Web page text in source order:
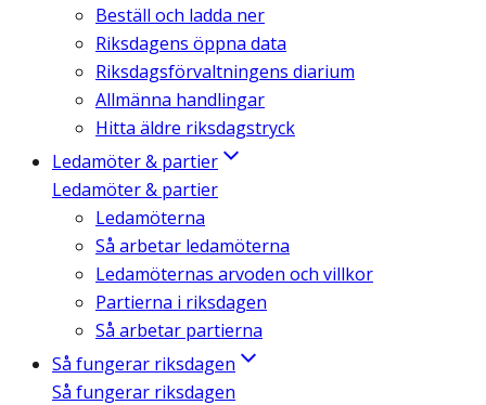
Beställ och ladda ner
Riksdagens öppna data
Riksdagsförvaltningens diarium
Allmänna handlingar
Hitta äldre riksdagstryck
Ledamöter & partier
Ledamöter & partier
Ledamöterna
Så arbetar ledamöterna
Ledamöternas arvoden och villkor
Partierna i riksdagen
Så arbetar partierna
Så fungerar riksdagen
Så fungerar riksdagen